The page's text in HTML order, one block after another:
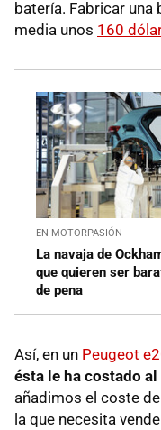
batería. Fabricar una
media unos 160
EN MOTORPASIÓN
La navaja de
que quieren ser
de pena
Así, en un Peugeot
ésta le ha costado
añadimos el coste
la que necesita